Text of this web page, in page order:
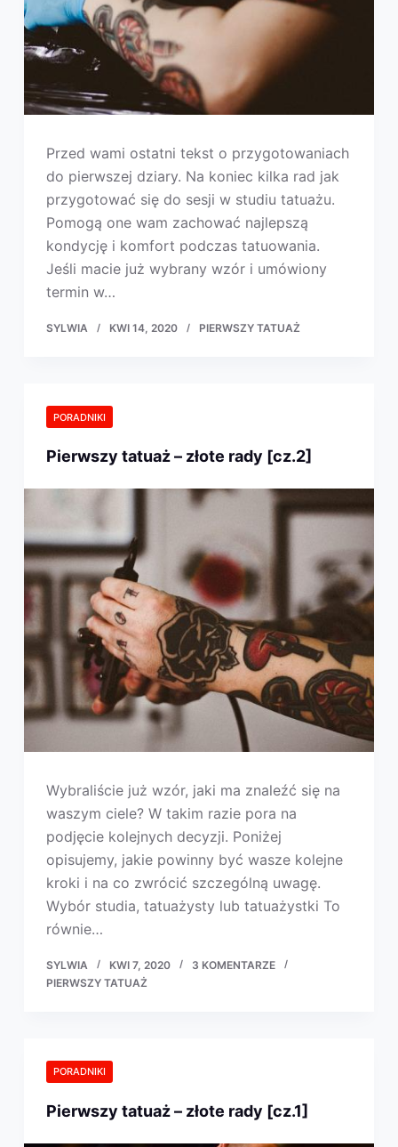
Przed wami ostatni tekst o przygotowaniach
do pierwszej dziary. Na koniec kilka rad jak
przygotować się do sesji w studiu tatuażu.
Pomogą one wam zachować najlepszą
kondycję i komfort podczas tatuowania.
Jeśli macie już wybrany wzór i umówiony
termin w…
SYLWIA KWI 14, 2020 PIERWSZY TATUAŻ
PORADNIKI
Pierwszy tatuaż – złote rady [cz.2]
Wybraliście już wzór, jaki ma znaleźć się na
waszym ciele? W takim razie pora na
podjęcie kolejnych decyzji. Poniżej
opisujemy, jakie powinny być wasze kolejne
kroki i na co zwrócić szczególną uwagę.
Wybór studia, tatuażysty lub tatuażystki To
równie…
SYLWIA KWI 7, 2020
3 KOMENTARZE
PIERWSZY TATUAŻ
PORADNIKI
Pierwszy tatuaż – złote rady [cz.1]